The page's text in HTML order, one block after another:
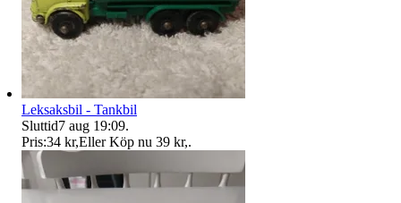
Leksaksbil - Tankbil
Sluttid7 aug 19:09.
Pris:34 kr,Eller Köp nu 39 kr,.